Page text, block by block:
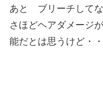
あと ブリーチしてな
さほどヘアダメージ
能だとは思うけど・・